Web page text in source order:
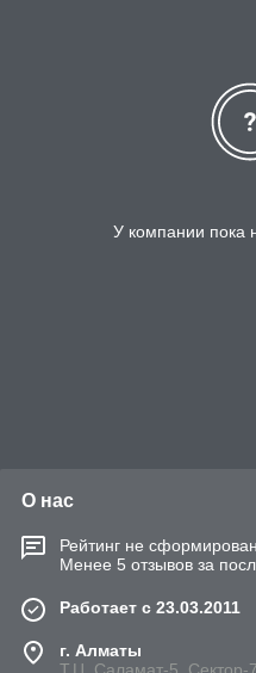
У компании пока
О нас
Рейтинг не сформирован
Менее 5 отзывов за
Работает с 23.03.2011
г. Алматы